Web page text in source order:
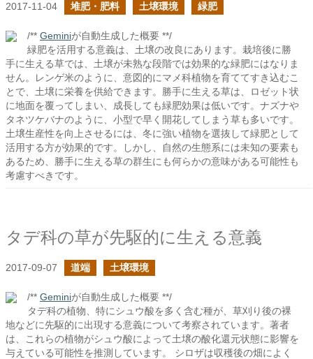
2017-11-04 堆肥・肥料 土壌環境 緑肥
/** Geminiが自動生成した概要 **/
緑肥を活用する意義は、土壌の改良にあります。栽培後に勝
手に生える草では、土壌が未熟な段階では効果的な緑肥にはなりま
せん。レンゲ米のように、意図的にマメ科植物を育ててすき込むこ
とで、土壌に栄養を供給できます。勝手に生える草は、ロゼット状
に地面を覆ってしまい、成長しても緑肥効果は低いです。ナズナや
タネツケバナのように、小型で早く開花してしまう草も多いです。
土壌生産性を向上させるには、冬に強い植物を選抜して緑肥として
活用する方が効果的です。しかし、自然の生態系には未知の要素も
あるため、勝手に生える草の群生にも何らかの意味がある可能性も
考慮すべきです。
タデ科の草が先駆的に生える意義
2017-09-07 道端 土壌環境
/** Geminiが自動生成した概要 **/
タデ科の植物、特にシュウ酸を多く含む種が、草刈り後の裸
地などに先駆的に出現する意義について考察されています。著者
は、これらの植物がシュウ酸によって土壌の酸化還元状態に影響を
与えている可能性を推測しています。 シロザは収穫後の畑によく